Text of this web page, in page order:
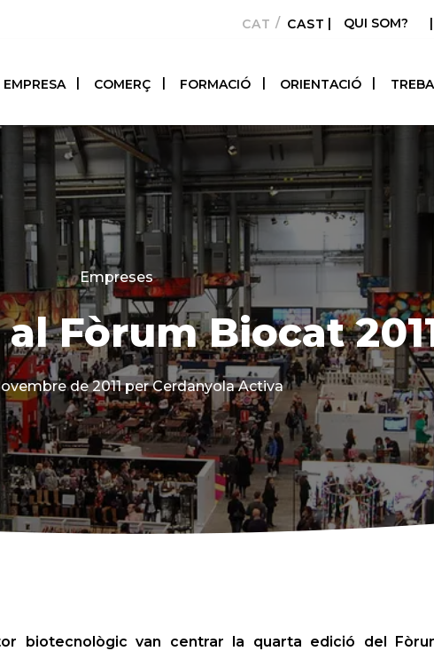
CATALÀCASTELLANO
| QUI SOM? |
EMPRESA COMERÇ FORMACIÓ ORIENTACIÓ
Categories
Empreses
Fòrum Biocat
de 2011 per Cerdanyola Activa
biotecnològic van centrar la quarta edició del